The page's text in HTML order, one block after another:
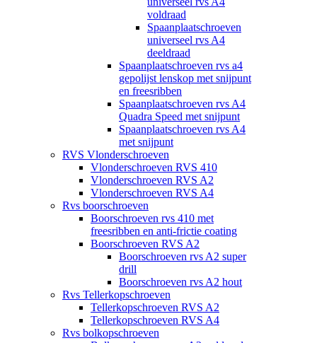
voldraad
Spaanplaatschroeven
universeel rvs A4
deeldraad
Spaanplaatschroeven rvs a4
gepolijst lenskop met snijpunt
en freesribben
Spaanplaatschroeven rvs A4
Quadra Speed met snijpunt
Spaanplaatschroeven rvs A4
met snijpunt
RVS Vlonderschroeven
Vlonderschroeven RVS 410
Vlonderschroeven RVS A2
Vlonderschroeven RVS A4
Rvs boorschroeven
Boorschroeven rvs 410 met
freesribben en anti-frictie coating
Boorschroeven RVS A2
Boorschroeven rvs A2 super
drill
Boorschroeven rvs A2 hout
Rvs Tellerkopschroeven
Tellerkopschroeven RVS A2
Tellerkopschroeven RVS A4
Rvs bolkopschroeven